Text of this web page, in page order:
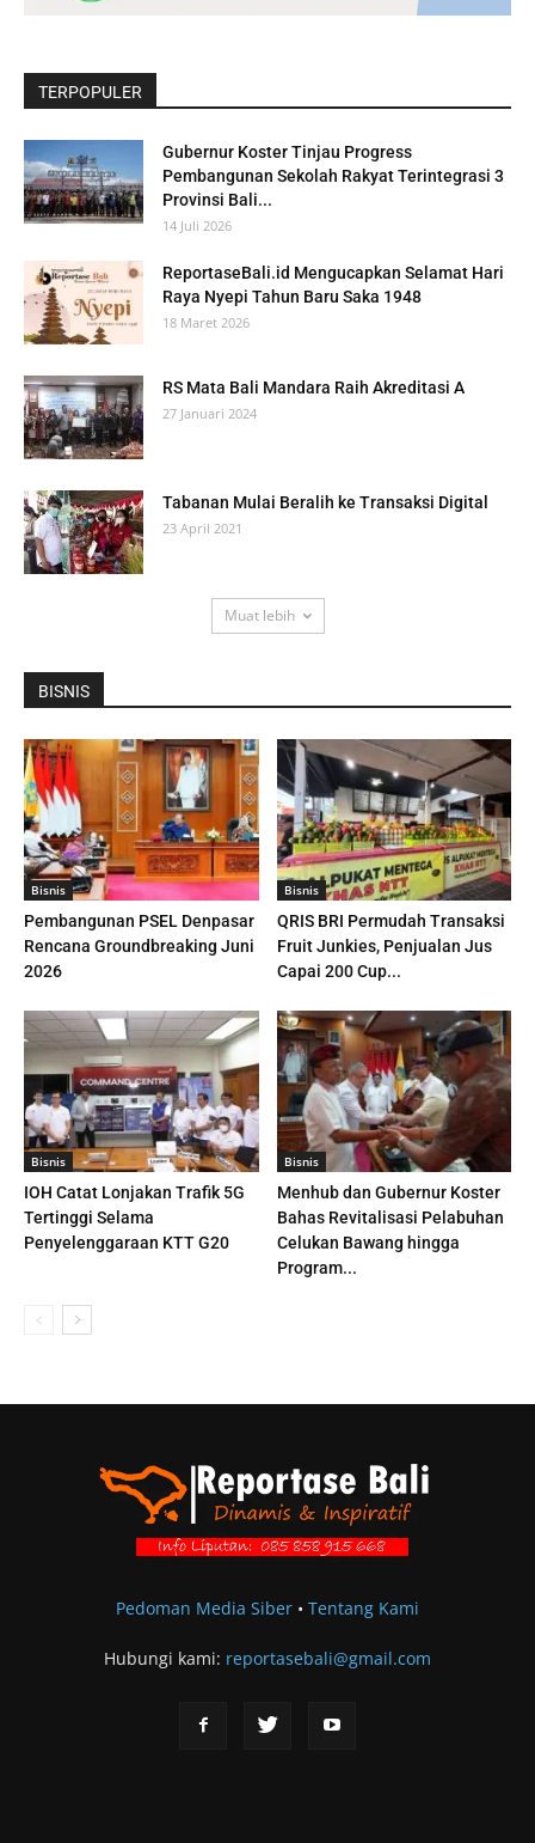
TERPOPULER
Gubernur Koster Tinjau Progress
Pembangunan Sekolah Rakyat Terintegrasi 3
Provinsi Bali...
14 Juli 2026
ReportaseBali.id Mengucapkan Selamat Hari
Raya Nyepi Tahun Baru Saka 1948
18 Maret 2026
RS Mata Bali Mandara Raih Akreditasi A
27 Januari 2024
Tabanan Mulai Beralih ke Transaksi Digital
23 April 2021
Muat lebih
BISNIS
Bisnis
Pembangunan PSEL Denpasar
Rencana Groundbreaking Juni
2026
Bisnis
QRIS BRI Permudah Transaksi
Fruit Junkies, Penjualan Jus
Capai 200 Cup...
Bisnis
IOH Catat Lonjakan Trafik 5G
Tertinggi Selama
Penyelenggaraan KTT G20
Bisnis
Menhub dan Gubernur Koster
Bahas Revitalisasi Pelabuhan
Celukan Bawang hingga
Program...
Pedoman Media Siber• Tentang Kami
Hubungi kami: reportasebali@gmail.com